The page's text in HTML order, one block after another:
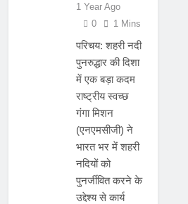
1 Year Ago
0
1 Mins
परिचय: शहरी नदी
पुनरुद्धार की दिशा
में एक बड़ा कदम
राष्ट्रीय स्वच्छ
गंगा मिशन
(एनएमसीजी) ने
भारत भर में शहरी
नदियों को
पुनर्जीवित करने के
उद्देश्य से कार्य